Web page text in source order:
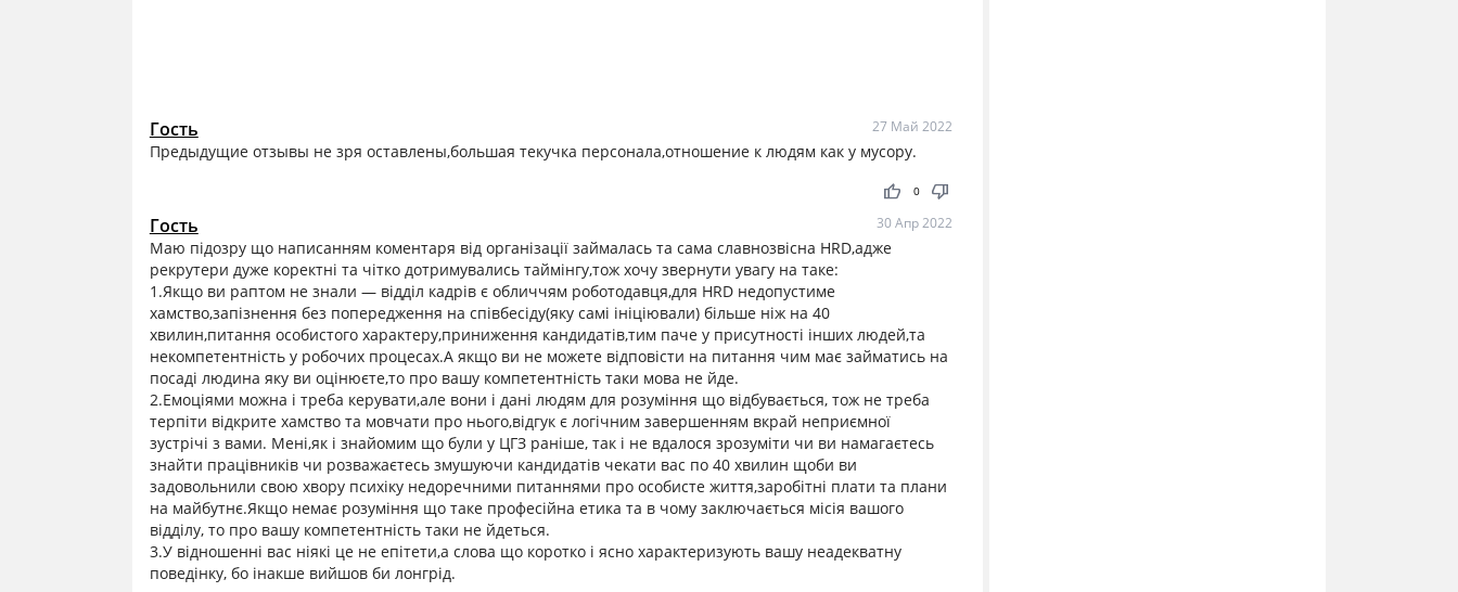
Гость 27 Май 2022
Предыдущие отзывы не зря оставлены,большая текучка персонала,отношение к людям как у мусору.
thumb_up thumb_down
0
Гость 30 Апр 2022
Маю підозру що написанням коментаря від організації займалась та сама славнозвісна HRD,адже
рекрутери дуже коректні та чітко дотримувались таймінгу,тож хочу звернути увагу на таке:
1.Якщо ви раптом не знали — відділ кадрів є обличчям роботодавця,для HRD недопустиме
хамство,запізнення без попередження на співбесіду(яку самі ініціювали) більше ніж на 40
хвилин,питання особистого характеру,приниження кандидатів,тим паче у присутності інших людей,та
некомпетентність у робочих процесах.А якщо ви не можете відповісти на питання чим має займатись на
посаді людина яку ви оцінюєте,то про вашу компетентність таки мова не йде.
2.Емоціями можна і треба керувати,але вони і дані людям для розуміння що відбувається, тож не треба
терпіти відкрите хамство та мовчати про нього,відгук є логічним завершенням вкрай неприємної
зустрічі з вами. Мені,як і знайомим що були у ЦГЗ раніше, так і не вдалося зрозуміти чи ви намагаєтесь
знайти працівників чи розважаєтесь змушуючи кандидатів чекати вас по 40 хвилин щоби ви
задовольнили свою хвору психіку недоречними питаннями про особисте життя,заробітні плати та плани
на майбутнє.Якщо немає розуміння що таке професійна етика та в чому заключається місія вашого
відділу, то про вашу компетентність таки не йдеться.
3.У відношенні вас ніякі це не епітети,а слова що коротко і ясно характеризують вашу неадекватну
поведінку, бо інакше вийшов би лонгрід.